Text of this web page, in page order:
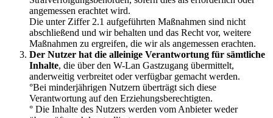
angemessen erachtet wird.
Die unter Ziffer 2.1 aufgeführten Maßnahmen sind nicht
abschließend und wir behalten und das Recht vor, weitere
Maßnahmen zu ergreifen, die wir als angemessen erachten.
Der Nutzer hat die alleinige Verantwortung für sämtliche
Inhalte, die über den W-Lan Gastzugang übermittelt,
anderweitig verbreitet oder verfügbar gemacht werden.
°Bei minderjährigen Nutzern überträgt sich diese
Verantwortung auf den Erziehungsberechtigten.
° Die Inhalte des Nutzers werden vom Anbieter weder